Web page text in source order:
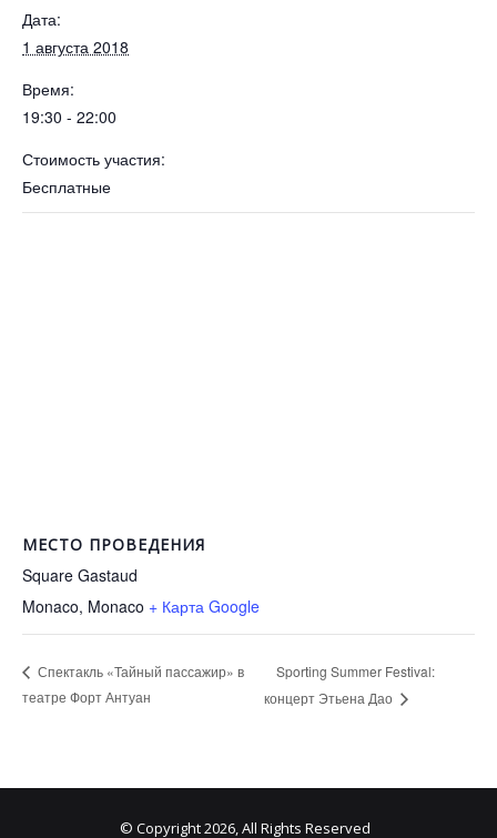
Дата:
1 августа 2018
Время:
19:30 - 22:00
Стоимость участия:
Бесплатные
МЕСТО ПРОВЕДЕНИЯ
Square Gastaud
Monaco, Monaco + Карта Google
Спектакль «Тайный пассажир» в
театре Форт Антуан
Sporting Summer Festival:
концерт Этьена Дао
© Copyright 2026, All Rights Reserved